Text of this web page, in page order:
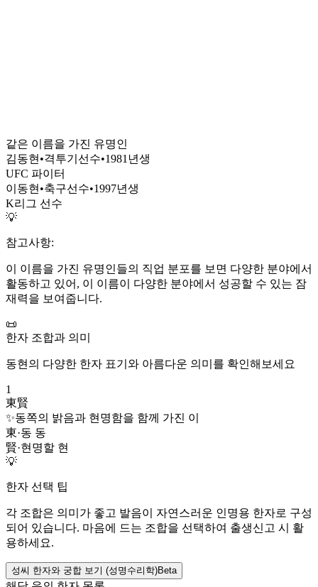
같은 이름을 가진 유명인
김동현 •격투기선수•1981 년생
UFC 파이터
이동현 •축구선수•1997년생
K리그 선수
💡
참고사항:
이 이름을 가진 유명인들의 직업 분포를 보면 다양한 분야에서
활동하고 있어, 이 이름이 다양한 분야에서 성공할 수 있는 잠
재력을 보여줍니다.
📜
한자 조합과 의미
동현 의 다양한 한자 표기와 아름다운 의미를 확인해보세요
1
東賢
✨동쪽의 밝음과 현명함을 함께 가진 이
東·동 동
賢·현명할 현
💡
한자 선택 팁
각 조합은 의미가 좋고 발음이 자연스러운 인명용 한자로 구성
되어 있습니다. 마음에 드는 조합을 선택하여 출생신고 시 활
용하세요.
성씨 한자와 궁합 보기 (성명수리학)Beta